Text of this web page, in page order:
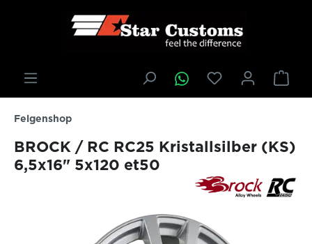
springen
Felgenshop
BROCK / RC RC25 Kristallsilber (KS)
6,5x16" 5x120 et50